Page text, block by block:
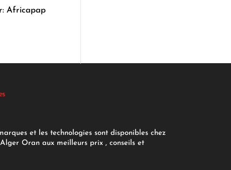
Africapap
et les technologies sont disponibles chez
Oran aux meilleurs prix , conseils et